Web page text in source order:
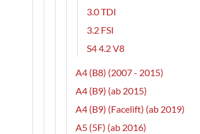
3.0 TDI
3.2 FSI
S4 4.2 V8
A4 (B8) (2007 - 2015)
A4 (B9) (ab 2015)
A4 (B9) (Facelift) (ab 2019)
A5 (5F) (ab 2016)